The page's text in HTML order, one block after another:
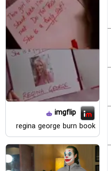
imgflip
regina george burn book